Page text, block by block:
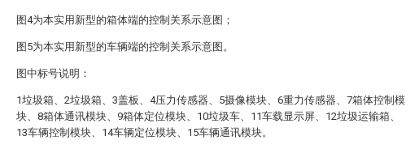
图4为本实用新型的箱体端的控制关系示意图；
图5为本实用新型的车辆端的控制关系示意图。
图中标号说明：
1垃圾箱、2垃圾箱、3盖板、4压力传感器、5摄像模块、6重力传感器、7箱体控制模
块、8箱体通讯模块、9箱体定位模块、10垃圾车、11车载显示屏、12垃圾运输箱、
13车辆控制模块、14车辆定位模块、15车辆通讯模块。